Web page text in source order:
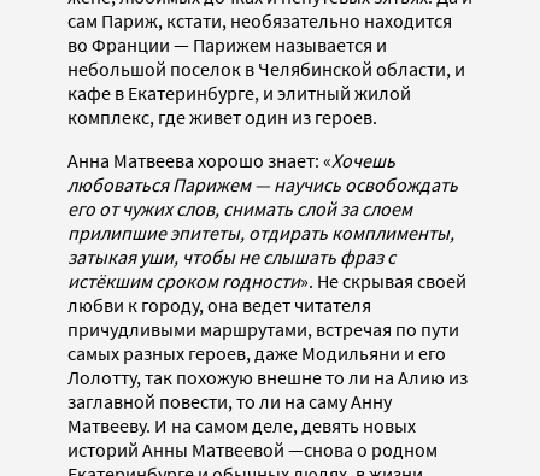
сам Париж, кстати, необязательно находится
во Франции — Парижем называется и
небольшой поселок в Челябинской области, и
кафе в Екатеринбурге, и элитный жилой
комплекс, где живет один из героев.
Анна Матвеева хорошо знает: «Хочешь
любоваться Парижем — научись освобождать
его от чужих слов, снимать слой за слоем
прилипшие эпитеты, отдирать комплименты,
затыкая уши, чтобы не слышать фраз с
истёкшим сроком годности». Не скрывая своей
любви к городу, она ведет читателя
причудливыми маршрутами, встречая по пути
самых разных героев, даже Модильяни и его
Лолотту, так похожую внешне то ли на Алию из
заглавной повести, то ли на саму Анну
Матвееву. И на самом деле, девять новых
историй Анны Матвеевой —снова о родном